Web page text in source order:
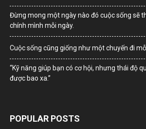
Đừng mong một ngày nào đó cuộc sống sẽ
chính mình mỗi ngày.
Cuộc sống cũng giống như một chuyến đi
“Kỹ năng giúp bạn có cơ hội, nhưng thái độ
được bao xa.”
POPULAR POSTS